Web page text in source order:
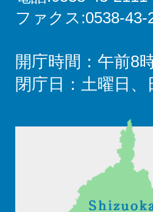
ファクス:0538-43-
開庁時間：午前8
閉庁日：土曜日